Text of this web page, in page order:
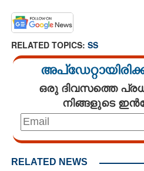
RELATED TOPICS: SS
ഒരു ദിവസത്തെ
നിങ്ങളുടെ
RELATED NEWS